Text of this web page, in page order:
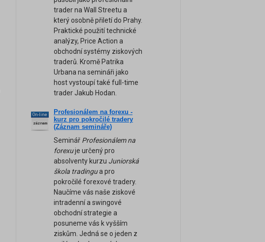
trader na Wall Streetu a
který osobně přiletí do Prahy.
Praktické použití technické
analýzy, Price Action a
obchodní systémy ziskových
traderů. Kromě Patrika
Urbana na semináři jako
host vystoupí také full-time
trader Jakub Hodan.
On-line
záznam
Profesionálem na forexu -
kurz pro pokročilé tradery
(Záznam semináře)
Seminář Profesionálem na
forexuje určený pro
absolventy kurzu Juniorská
škola tradingua pro
pokročilé forexové tradery.
Naučíme vás naše ziskové
intradenní a swingové
obchodní strategie a
posuneme vás k vyšším
ziskům. Jedná se o jeden z